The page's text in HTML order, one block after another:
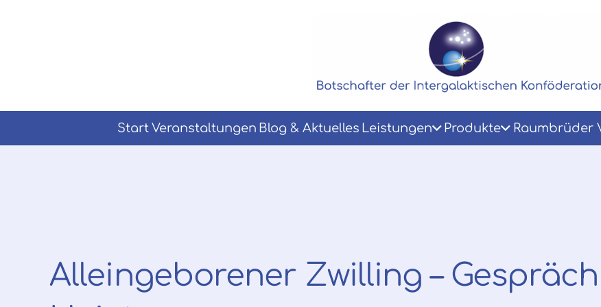
Start Veranstaltungen Blog & Aktuelles Leistungen Produkte Raumbrüder
Alleingeborener Zwilling –